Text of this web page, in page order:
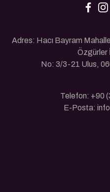
Adres: Hacı Bayram
Özgürler
No: 3/3-21 Ulus,
Telefon: +90
E-Posta: